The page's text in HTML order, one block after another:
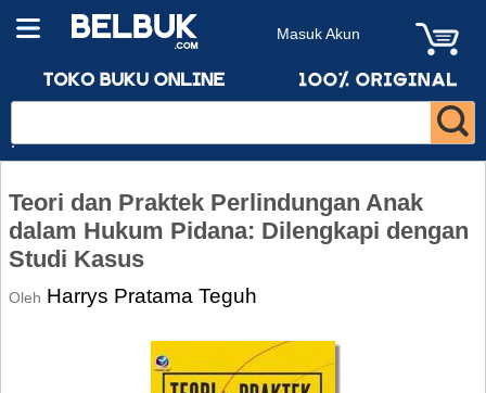
Masuk Akun
Teori dan Praktek Perlindungan Anak
dalam Hukum Pidana: Dilengkapi dengan
Studi Kasus
Oleh Harrys Pratama Teguh